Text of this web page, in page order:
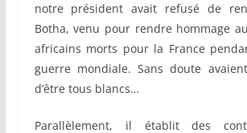
notre président avait refusé de
Botha, venu pour rendre hommage
africains morts pour la France
guerre mondiale. Sans doute
d’être tous blancs…
Parallèlement, il établit des